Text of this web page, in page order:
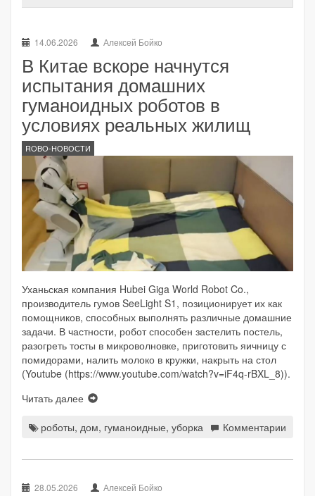
14.06.2026 Алексей Бойко
В Китае вскоре начнутся
испытания домашних
гуманоидных роботов в
условиях реальных жилищ
ROBO-НОВОСТИ
Уханьская компания Hubei Giga World Robot Co.,
производитель гумов SeeLight S1, позиционирует их как
помощников, способных выполнять различные домашние
задачи. В частности, робот способен застелить постель,
разогреть тосты в микроволновке, приготовить яичницу с
помидорами, налить молоко в кружки, накрыть на стол
(Youtube (https://www.youtube.com/watch?v=iF4q-rBXL_8)).
Читать далее
роботы, дом, гуманоидные, уборка Комментарии
28.05.2026 Алексей Бойко